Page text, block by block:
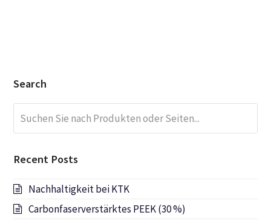
Search
Sie
nach
oder
Recent Posts
Nachhaltigkeit bei KTK
Carbonfaserverstärktes PEEK (30 %)